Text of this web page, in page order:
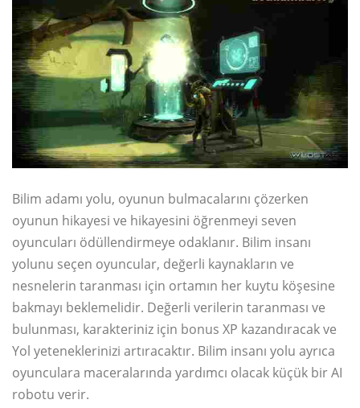
Bilim adamı yolu, oyunun bulmacalarını çözerken
oyunun hikayesi ve hikayesini öğrenmeyi seven
oyuncuları ödüllendirmeye odaklanır. Bilim insanı
yolunu seçen oyuncular, değerli kaynakların ve
nesnelerin taranması için ortamın her kuytu köşesine
bakmayı beklemelidir. Değerli verilerin taranması ve
bulunması, karakteriniz için bonus XP kazandıracak ve
Yol yeteneklerinizi artıracaktır. Bilim insanı yolu ayrıca
oyunculara maceralarında yardımcı olacak küçük bir AI
robotu verir.